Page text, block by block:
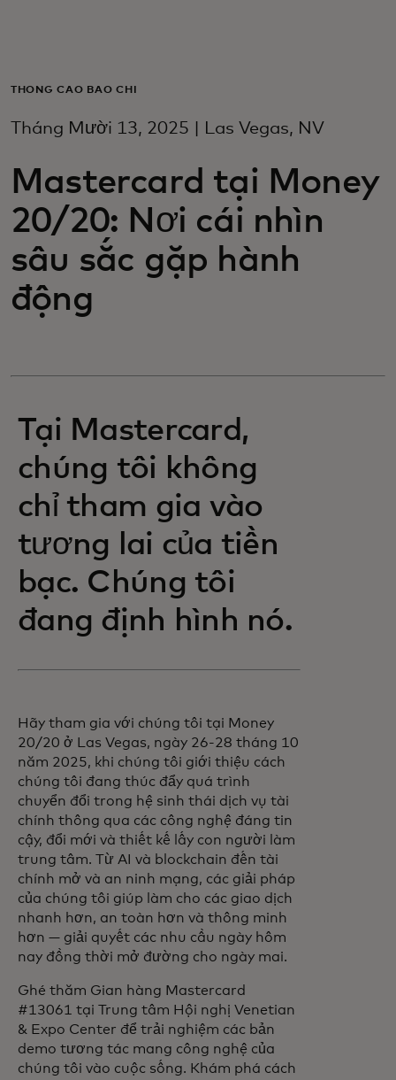
Dành cho doanh nghiệp
Dành cho nhà đổi mới
Tin tức và xu hướng
THÔNG CÁO BÁO CHÍ
Tháng Mười 13, 2025 | Las Vegas, NV
Mastercard tại Money
20/20: Nơi cái nhìn
sâu sắc gặp hành
động
Tại Mastercard,
chúng tôi không
chỉ tham gia vào
tương lai của tiền
bạc. Chúng tôi
đang định hình nó.
Hãy tham gia với chúng tôi tại Money
20/20 ở Las Vegas, ngày 26-28 tháng 10
năm 2025, khi chúng tôi giới thiệu cách
chúng tôi đang thúc đẩy quá trình
chuyển đổi trong hệ sinh thái dịch vụ tài
chính thông qua các công nghệ đáng tin
cậy, đổi mới và thiết kế lấy con người làm
trung tâm. Từ AI và blockchain đến tài
chính mở và an ninh mạng, các giải pháp
của chúng tôi giúp làm cho các giao dịch
nhanh hơn, an toàn hơn và thông minh
hơn — giải quyết các nhu cầu ngày hôm
nay đồng thời mở đường cho ngày mai.
Ghé thăm Gian hàng Mastercard
#13061 tại Trung tâm Hội nghị Venetian
& Expo Center để trải nghiệm các bản
demo tương tác mang công nghệ của
chúng tôi vào cuộc sống. Khám phá cách